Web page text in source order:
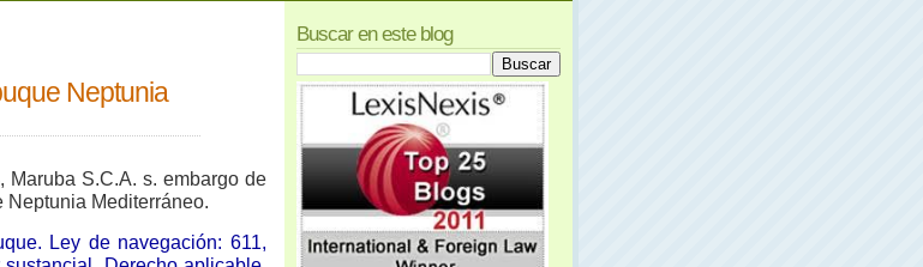
Neptunia
Maruba S.C.A. s. embargo de
Neptunia Mediterráneo.
Ley de navegación: 611,
Buscar en este blog